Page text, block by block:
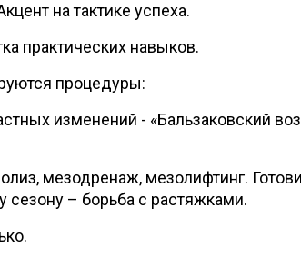
на тактике успеха.
практических навыков.
процедуры:
изменений - «Бальзаковский
мезодренаж, мезолифтинг.
сезону – борьба с растяжками.